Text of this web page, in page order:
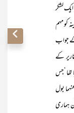
لشکر
کو مہم
کے جواب
کے
تھا ‘جس
بول
ہماری